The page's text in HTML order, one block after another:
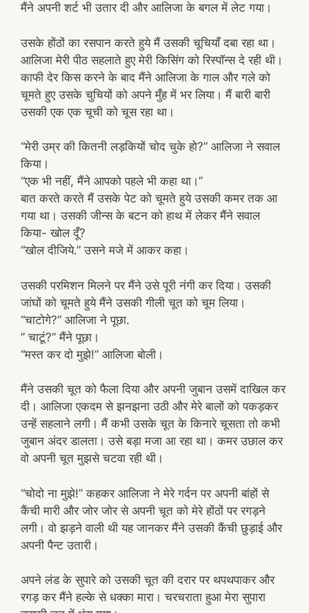
मैंने अपनी शर्ट भी उतार दी और आलिजा के बगल में लेट गया।
उसके होंठों का रसपान करते हुये मैं उसकी चूचियाँ दबा रहा था।
आलिजा मेरी पीठ सहलाते हुए मेरी किसिंग को रिस्पॉन्स दे रही थी।
काफी देर किस करने के बाद मैंने आलिजा के गाल और गले को
चूमते हुए उसके चुचियों को अपने मुँह में भर लिया। मैं बारी बारी
उसकी एक एक चूची को चूस रहा था।
“मेरी उम्र की कितनी लड़कियों चोद चुके हो?” आलिजा ने सवाल
किया।
“एक भी नहीं, मैंने आपको पहले भी कहा था।”
बात करते करते मैं उसके पेट को चूमते हुये उसकी कमर तक आ
गया था। उसकी जीन्स के बटन को हाथ में लेकर मैंने सवाल
किया- खोल दूँ?
“खोल दीजिये.” उसने मजे में आकर कहा।
उसकी परमिशन मिलने पर मैंने उसे पूरी नंगी कर दिया। उसकी
जांघों को चूमते हुये मैंने उसकी गीली चूत को चूम लिया।
“चाटोगे?” आलिजा ने पूछा.
” चाटूं?” मैंने पूछा।
“मस्त कर दो मुझे!” आलिजा बोली।
मैंने उसकी चूत को फैला दिया और अपनी जुबान उसमें दाखिल कर
दी। आलिजा एकदम से झनझना उठी और मेरे बालों को पकड़कर
उन्हें सहलाने लगी। मैं कभी उसके चूत के किनारे चूसता तो कभी
जुबान अंदर डालता। उसे बड़ा मजा आ रहा था। कमर उछाल कर
वो अपनी चूत मुझसे चटवा रही थी।
“चोदो ना मुझे!” कहकर आलिजा ने मेरे गर्दन पर अपनी बांहों से
कैंची मारी और जोर जोर से अपनी चूत को मेरे होंठों पर रगड़ने
लगी। वो झड़ने वाली थी यह जानकर मैंने उसकी कैंची छुड़ाई और
अपनी पैन्ट उतारी।
अपने लंड के सुपारे को उसकी चूत की दरार पर थपथपाकर और
रगड़ कर मैंने हल्के से धक्का मारा। चरचराता हुआ मेरा सुपारा